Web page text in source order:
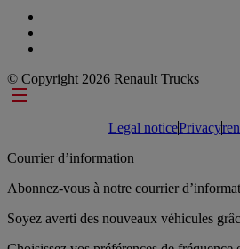
© Copyright 2026 Renault Trucks
Footer links
Legal noticePrivacy
Courrier d’information
Abonnez-vous à notre courrier
Soyez averti des nouveaux véhicules